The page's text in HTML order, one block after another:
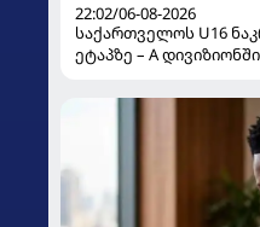
22:02/06-08-2026
საქართველოს U16
ეტაპზე – A